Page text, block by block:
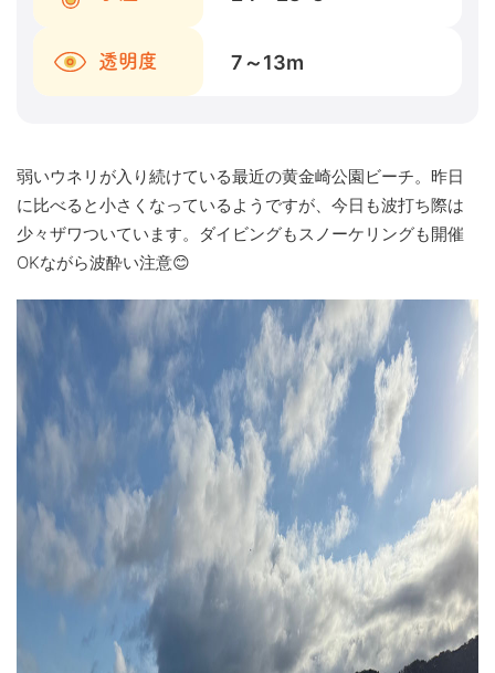
透明度 7～13m
弱いウネリが入り続けている最近の黄金崎公園ビーチ。昨日
に比べると小さくなっているようですが、今日も波打ち際は
少々ザワついています。ダイビングもスノーケリングも開催
OKながら波酔い注意😊